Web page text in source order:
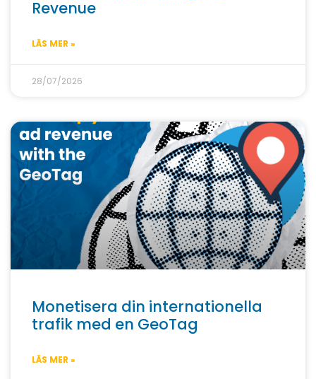
Revenue
LÄS MER »
28/07/2026
Monetisera din internationella
trafik med en GeoTag
LÄS MER »